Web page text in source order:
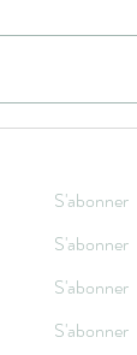
S'abonner
S'abonner
S'abonner
S'abonner